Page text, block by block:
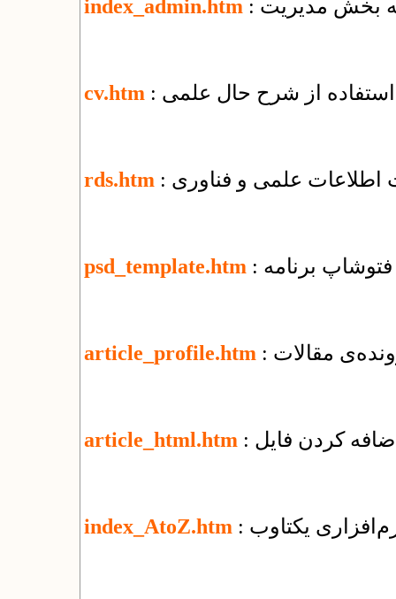
index_admin.htm بخش مدیریت
cv.htm از شرح حال علمی
rds.htm اطلاعات علمی و فناوری
psd_template.htm فتوشاپ برنامه
article_profile.htm مقالات
article_html.htm
index_AtoZ.htm یکتاوب